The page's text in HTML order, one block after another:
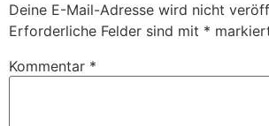
Deine E-Mail-Adresse wird nicht
Erforderliche Felder sind mit *
Kommentar *